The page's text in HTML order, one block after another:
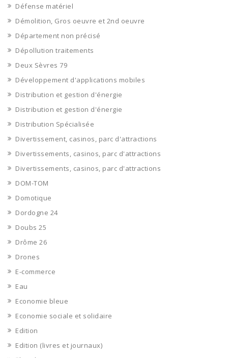
Défense matériel
Démolition, Gros oeuvre et 2nd oeuvre
Département non précisé
Dépollution traitements
Deux Sèvres 79
Développement d'applications mobiles
Distribution et gestion d'énergie
Distribution et gestion d'énergie
Distribution Spécialisée
Divertissement, casinos, parc d'attractions
Divertissements, casinos, parc d'attractions
Divertissements, casinos, parc d'attractions
DOM-TOM
Domotique
Dordogne 24
Doubs 25
Drôme 26
Drones
E-commerce
Eau
Economie bleue
Economie sociale et solidaire
Edition
Edition (livres et journaux)